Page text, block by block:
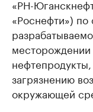
«РН-
«Роснефти») по
месторождении
загрязнению
окружающей